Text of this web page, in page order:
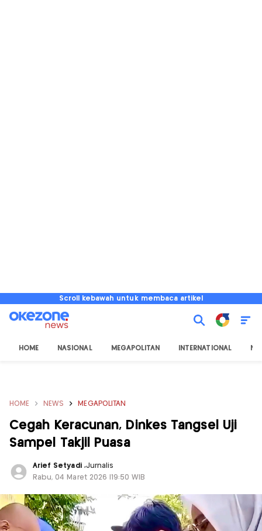
Scroll kebawah untuk membaca artikel
HOME NASIONAL MEGAPOLITAN INTERNATIONAL
HOME NEWS MEGAPOLITAN
Cegah Keracunan, Dinkes Tangsel Uji
Sampel Takjil Puasa
Arief Setyadi ,Jurnalis
Rabu, 04 Maret 2026 |19:50 WIB